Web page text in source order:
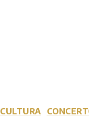
CULTURA